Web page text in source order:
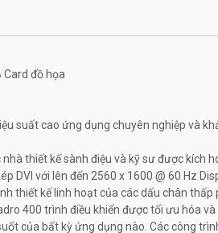
Card đồ họa
suất cao ứng dụng chuyên nghiệp và
thiết kế sành điệu và kỹ sư được
DVI với lên đến 2560 x 1600 @ 60 Hz
thiết kế linh hoạt của các dấu chân
400 trình điều khiển được tối ưu hóa
của bất kỳ ứng dụng nào. Các công